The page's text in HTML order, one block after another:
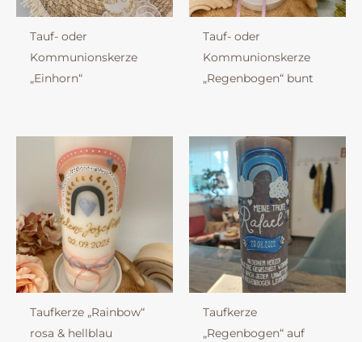
Tauf- oder
Kommunionskerze
„Einhorn“
Tauf- oder
Kommunionskerze
„Regenbogen“ bunt
Taufkerze „Rainbow“
rosa & hellblau
Taufkerze
„Regenbogen“ auf